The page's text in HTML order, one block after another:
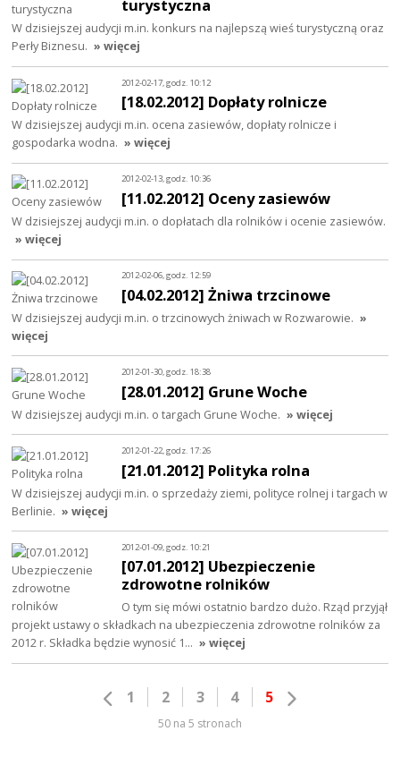
turystyczna
W dzisiejszej audycji m.in. konkurs na najlepszą wieś turystyczną oraz
Perły Biznesu. » więcej
2012-02-17, godz. 10:12
[18.02.2012] Dopłaty rolnicze
W dzisiejszej audycji m.in. ocena zasiewów, dopłaty rolnicze i
gospodarka wodna. » więcej
2012-02-13, godz. 10:36
[11.02.2012] Oceny zasiewów
W dzisiejszej audycji m.in. o dopłatach dla rolników i ocenie zasiewów.
» więcej
2012-02-06, godz. 12:59
[04.02.2012] Żniwa trzcinowe
W dzisiejszej audycji m.in. o trzcinowych żniwach w Rozwarowie. »
więcej
2012-01-30, godz. 18:38
[28.01.2012] Grune Woche
W dzisiejszej audycji m.in. o targach Grune Woche. » więcej
2012-01-22, godz. 17:26
[21.01.2012] Polityka rolna
W dzisiejszej audycji m.in. o sprzedaży ziemi, polityce rolnej i targach w
Berlinie. » więcej
2012-01-09, godz. 10:21
[07.01.2012] Ubezpieczenie
zdrowotne rolników
O tym się mówi ostatnio bardzo dużo. Rząd przyjął
projekt ustawy o składkach na ubezpieczenia zdrowotne rolników za
2012 r. Składka będzie wynosić 1… » więcej
1 2 3 4 5
50 na 5 stronach